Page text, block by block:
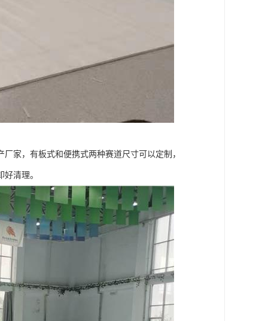
家，有板式和便携式两种赛道尺寸可以定制，
清理。